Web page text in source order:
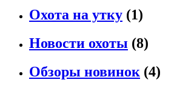
Охота на утку (1)
Новости охоты (8)
Обзоры новинок (4)